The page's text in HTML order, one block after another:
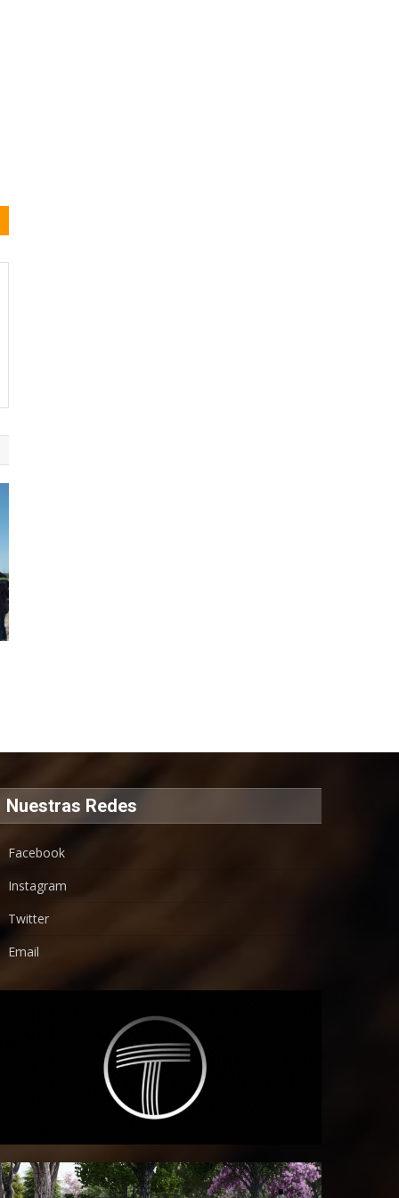
Nuestras Redes
Facebook
Instagram
Twitter
Email